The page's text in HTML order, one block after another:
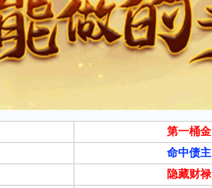
第一桶金
命中债主
隐藏财禄